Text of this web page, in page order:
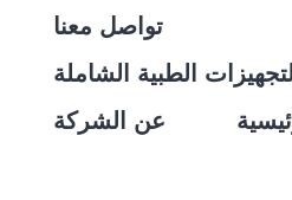
تواصل معنا
التجهيزات الطبية الشاملة
عن الشركة